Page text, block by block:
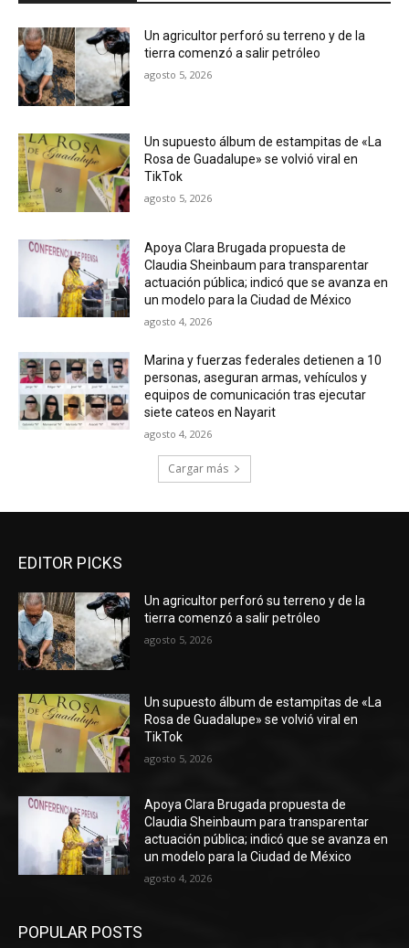
Un agricultor perforó su terreno y de la
tierra comenzó a salir petróleo
agosto 5, 2026
Un supuesto álbum de estampitas de «La
Rosa de Guadalupe» se volvió viral en
TikTok
agosto 5, 2026
Apoya Clara Brugada propuesta de
Claudia Sheinbaum para transparentar
actuación pública; indicó que se avanza en
un modelo para la Ciudad de México
agosto 4, 2026
Marina y fuerzas federales detienen a 10
personas, aseguran armas, vehículos y
equipos de comunicación tras ejecutar
siete cateos en Nayarit
agosto 4, 2026
Cargar más
EDITOR PICKS
Un agricultor perforó su terreno y de la
tierra comenzó a salir petróleo
agosto 5, 2026
Un supuesto álbum de estampitas de «La
Rosa de Guadalupe» se volvió viral en
TikTok
agosto 5, 2026
Apoya Clara Brugada propuesta de
Claudia Sheinbaum para transparentar
actuación pública; indicó que se avanza en
un modelo para la Ciudad de México
agosto 4, 2026
POPULAR POSTS